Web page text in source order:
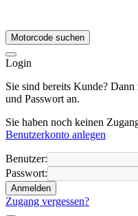
Motorcode suchen
Login
Sie sind bereits Kunde?
und Passwort an.
Sie haben noch keinen
Benutzerkonto anlegen
Benutzer:
Passwort:
Anmelden
Zugang vergessen?